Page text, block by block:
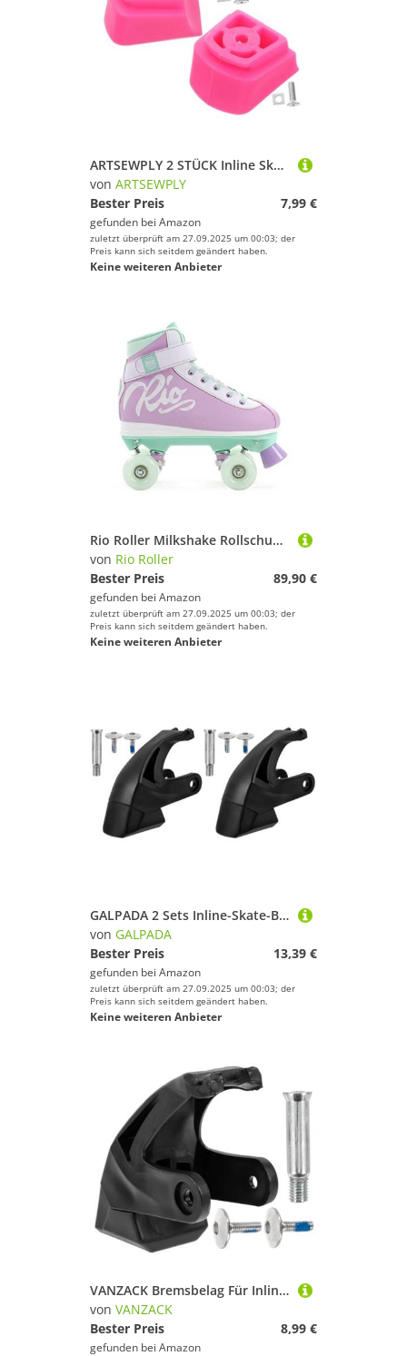
ARTSEWPLY 2 STÜCK Inline Skate Bremsklötze rutschfeste Rollschuh Ersatz Bremse Verstellbar Langlebig Leicht Passend für Jungen und Mädchen Roller Skate Zubehör
von ARTSEWPLY
Bester Preis
7,99 €
gefunden bei Amazon
zuletzt überprüft am 27.09.2025 um 00:03; der
Preis kann sich seitdem geändert haben.
Keine weiteren Anbieter
Rio Roller Milkshake Rollschuhe Unisex Erwachsene 38 Mehrfarbig (Minzbeere)
von Rio Roller
Bester Preis
89,90 €
gefunden bei Amazon
zuletzt überprüft am 27.09.2025 um 00:03; der
Preis kann sich seitdem geändert haben.
Keine weiteren Anbieter
GALPADA 2 Sets Inline-Skate-Bremse Rollschuh-Stopper Ersatz-bremsteil Roller Pad 4,1" X 3,4" X 1,5"
von GALPADA
Bester Preis
13,39 €
gefunden bei Amazon
zuletzt überprüft am 27.09.2025 um 00:03; der
Preis kann sich seitdem geändert haben.
Keine weiteren Anbieter
VANZACK Bremsbelag Für Inline-Skates Ersatz Block Pad Teil Für Skate-bremsen Verschleißfeste Bremsklotze Tragbarer Rollschuh-Stopper
von VANZACK
Bester Preis
8,99 €
gefunden bei Amazon